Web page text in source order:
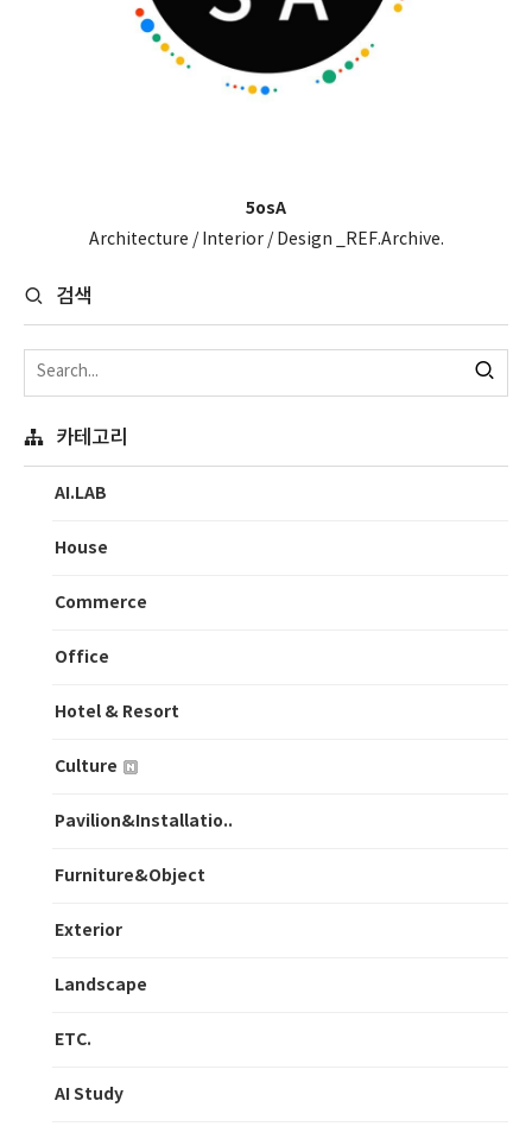
5osA
Architecture / Interior / Design _REF.Archive.
검색
카테고리
AI.LAB
House
Commerce
Office
Hotel & Resort
Culture
Pavilion&Installatio..
Furniture&Object
Exterior
Landscape
ETC.
AI Study